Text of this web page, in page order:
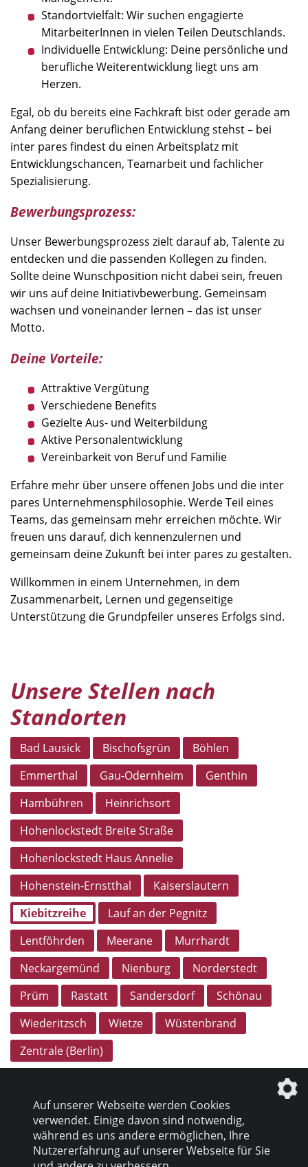
Standortvielfalt: Wir suchen engagierte
MitarbeiterInnen in vielen Teilen Deutschlands.
Individuelle Entwicklung: Deine persönliche und
berufliche Weiterentwicklung liegt uns am
Herzen.
Egal, ob du bereits eine Fachkraft bist oder gerade am
Anfang deiner beruflichen Entwicklung stehst – bei
inter pares findest du einen Arbeitsplatz mit
Entwicklungschancen, Teamarbeit und fachlicher
Spezialisierung.
Bewerbungsprozess:
Unser Bewerbungsprozess zielt darauf ab, Talente zu
entdecken und die passenden Kollegen zu finden.
Sollte deine Wunschposition nicht dabei sein, freuen
wir uns auf deine Initiativbewerbung. Gemeinsam
wachsen und voneinander lernen – das ist unser
Motto.
Deine Vorteile:
Attraktive Vergütung
Verschiedene Benefits
Gezielte Aus- und Weiterbildung
Aktive Personalentwicklung
Vereinbarkeit von Beruf und Familie
Erfahre mehr über unsere offenen Jobs und die inter
pares Unternehmensphilosophie. Werde Teil eines
Teams, das gemeinsam mehr erreichen möchte. Wir
freuen uns darauf, dich kennenzulernen und
gemeinsam deine Zukunft bei inter pares zu gestalten.
Willkommen in einem Unternehmen, in dem
Zusammenarbeit, Lernen und gegenseitige
Unterstützung die Grundpfeiler unseres Erfolgs sind.
Unsere Stellen nach
Standorten
Bad Lausick Bischofsgrün
Böhlen
Emmerthal
Gau-Odernheim
Genthin
Hambühren
Heinrichsort
Hohenlockstedt Breite Straße
Hohenlockstedt Haus Annelie
Hohenstein-Ernstthal
Kaiserslautern
Kiebitzreihe
Lauf an der Pegnitz
Lentföhrden
Meerane
Murrhardt
Neckargemünd
Nienburg
Norderstedt
Prüm
Rastatt Sandersdorf
Schönau
Wiederitzsch
Wietze
Wüstenbrand
Zentrale (Berlin)
Auf unserer Webseite werden Cookies
verwendet. Einige davon sind notwendig,
während es uns andere ermöglichen, Ihre
Nutzererfahrung auf unserer Webseite für Sie